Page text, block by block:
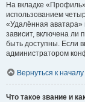
На вкладке
использованием
«Удалённая
зависит, включена ли
быть доступны. Если
администратором
Вернуться к началу
Что такое звание и